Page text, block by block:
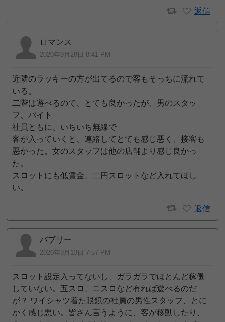
返信
ロマンス
2020年9月28日 8:41 PM
近隣のラッキーの方が出てるので客もそっちに流れて
いる。
二階は遊べるので、とても良かったが、男のスタッ
フ、バイト
社員ともに、いちいち無線で
客が入っていくと、連絡してとても感じ悪く、接客も
悪かった。女のスタッフは他の店舗より感じ良かっ
た。
スロットにも低賃金、二円スロットなど入れてほし
い。
返信
バブリー
2020年9月13日 7:57 PM
スロット設定入ってないし、ガラガラでほとんど稼働
していない。五スロ、ニスロなど有れば遊べるのだ
が？ ワイシャツ着た眼鏡の社員の男性スタッフ、とに
かく感じ悪い。皆さん言うように、客が移動したり、